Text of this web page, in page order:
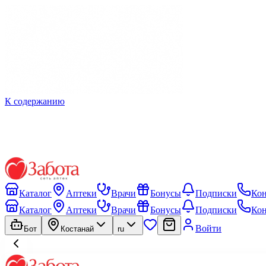
К содержанию
Каталог Аптеки Врачи Бонусы Подписки
Каталог
Аптеки Врачи Бонусы Подписки
Бот Костанай ru Войти